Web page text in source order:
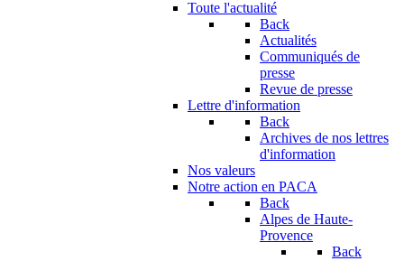
Toute l'actualité
Back
Actualités
Communiqués de
presse
Revue de presse
Lettre d'information
Back
Archives de nos lettres
d'information
Nos valeurs
Notre action en PACA
Back
Alpes de Haute-
Provence
Back